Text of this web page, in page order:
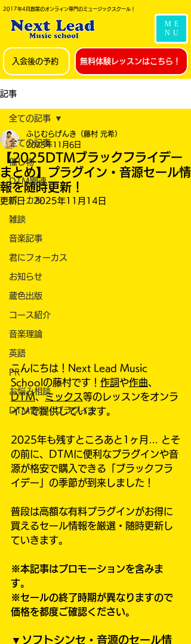
2017年4月創業のオンライン専門のミュージックスクール！
ME
NU
入会後の予約 無料体験レッスンはこちら！
記事
全ての記事
催し物
DTM関連
ボーカル
雑談
音楽記事
君にフォーカス
お知らせ
蔵色出版
コース紹介
音楽理論
英語
PR
お悩み相談
DTM音源・プラグイン
全ての記事
【2025DTMブラックフライデー
まとめ】プラグイン・音源セール情
報を随時更新！
ふじむらげんき（藤村 元希）
2025年11月6日
更新日：2025年11月14日
こんにちは！Next Lead Music
Schoolの藤村です！ 作詞や作曲、
DTM、ミックス等のレッスンをオンラ
インで提供しています。
2025年も残すところあと1ヶ月… とそ
の前に、DTMに便利なプラグインや音
源が格安で購入できる「ブラックフラ
イデー」の季節が到来しました！
普段は高額な有料プラグインがお得に
買えるセール情報を厳選・随時更新し
ていきます。
※本記事はプロモーションを含みま
す。
※セールの終了時期が異なりますので
価格を都度ご確認ください。
▼ソフトシンセ・音源のセール情